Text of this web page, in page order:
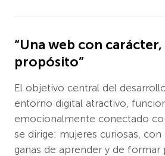
“Una web con
propósito”
El objetivo central del
entorno digital atractivo,
emocionalmente conectado
se dirige: mujeres curiosas,
ganas de aprender y de formar